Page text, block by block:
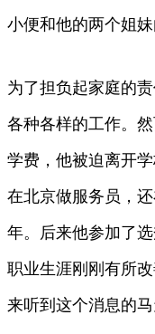
小便和他的两个姐妹
为了担负起家庭的
各种各样的工作。
学费，他被迫离开
在北京做服务员，
年。后来他参加了
职业生涯刚刚有所
来听到这个消息的